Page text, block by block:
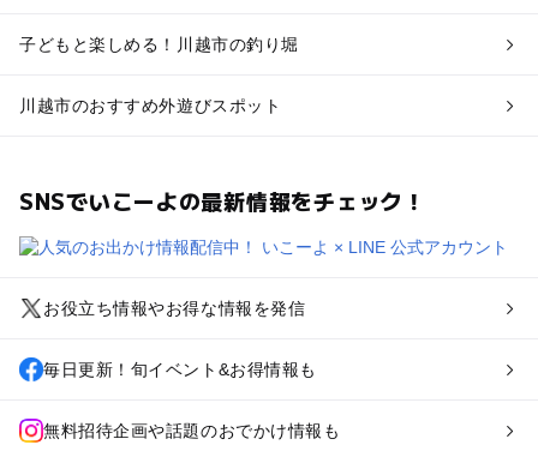
子どもと楽しめる！川越市の釣り堀
川越市のおすすめ外遊びスポット
SNSでいこーよの最新情報をチェック！
お役立ち情報やお得な情報を発信
毎日更新！旬イベント&お得情報も
無料招待企画や話題のおでかけ情報も